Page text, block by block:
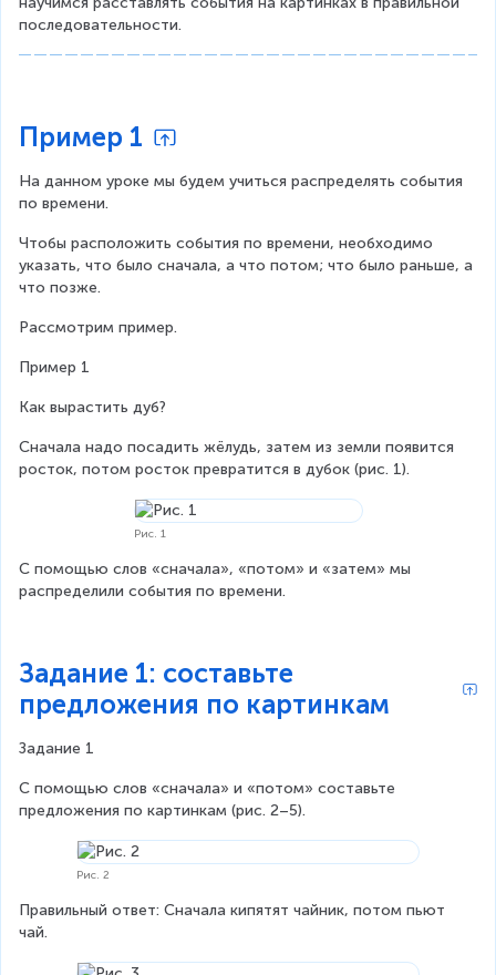
последовательности.
Пример 1
На данном уроке мы будем учиться распределять события
по времени.
Чтобы расположить события по времени, необходимо
указать, что было сначала, а что потом; что было раньше, а
что позже.
Рассмотрим пример.
Пример 1
Как вырастить дуб?
Сначала надо посадить жёлудь, затем из земли появится
росток, потом росток превратится в дубок (рис. 1).
Рис. 1
С помощью слов «сначала», «потом» и «затем» мы
распределили события по времени.
Задание 1: составьте
предложения по картинкам
Задание 1
С помощью слов «сначала» и «потом» составьте
предложения по картинкам (рис. 2–5).
Рис. 2
Правильный ответ: Сначала кипятят чайник, потом пьют
чай.